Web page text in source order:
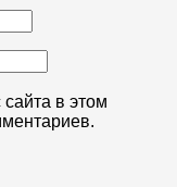
в этом